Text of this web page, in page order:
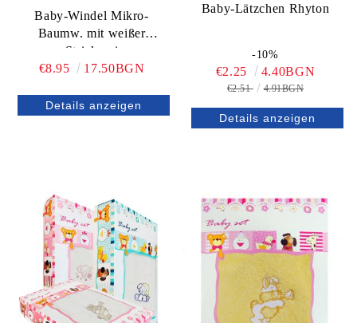
Baby-Windel Mikro-
Baumw. mit weißer
Strickerei
€8.95
17.50BGN
Details anzeigen
Baby-Lätzchen Rhyton
-10%
€2.25 4.40BGN
€2.51 4.91BGN
Details anzeigen